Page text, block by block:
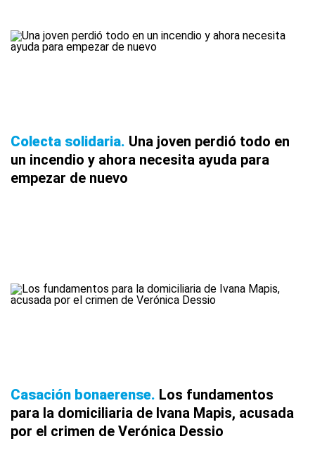
Colecta solidaria Una joven perdió todo en
un incendio y ahora necesita ayuda para
empezar de nuevo
Casación bonaerense Los fundamentos
para la domiciliaria de Ivana Mapis, acusada
por el crimen de Verónica Dessio